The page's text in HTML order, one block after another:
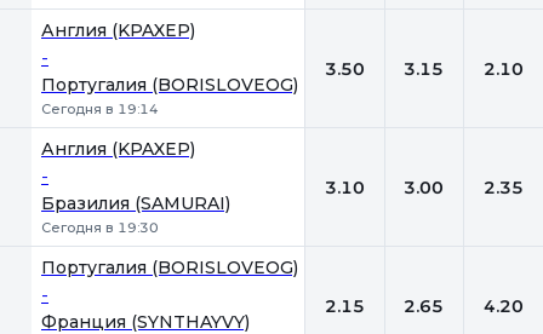
Англия (KPAXEP)
-
Португалия (BORISLOVEOG)
Сегодня в 19:14
3.50 3.15 2.10
Англия (KPAXEP)
-
Бразилия (SAMURAI)
Сегодня в 19:30
3.10 3.00 2.35
Португалия (BORISLOVEOG)
-
Франция (SYNTHAYVY)
2.15 2.65 4.20